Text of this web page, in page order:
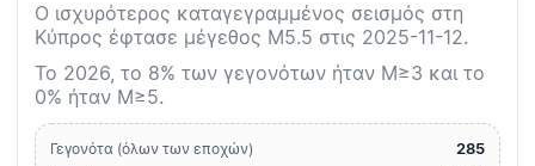
Ο ισχυρότερος καταγεγραμμένος σεισμός στη
Κύπρος έφτασε μέγεθος M5.5 στις 2025-11-12.
Το 2026, το 8% των γεγονότων ήταν M≥3 και το
0% ήταν M≥5.
Γεγονότα (όλων των εποχών) 285